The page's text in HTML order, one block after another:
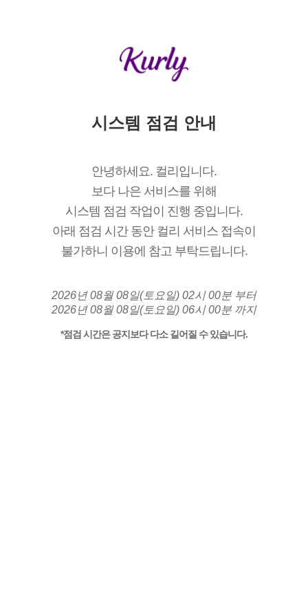
시스템 점검 안내
안녕하세요. 컬리입니다.
보다 나은 서비스를 위해
시스템 점검 작업이 진행 중입니다.
아래 점검 시간 동안 컬리 서비스 접속이
불가하니 이용에 참고 부탁드립니다.
2026년 08월 08일(토요일) 02시 00분 부터
2026년 08월 08일(토요일) 06시 00분 까지
*점검 시간은 공지보다 다소 길어질 수 있습니다.